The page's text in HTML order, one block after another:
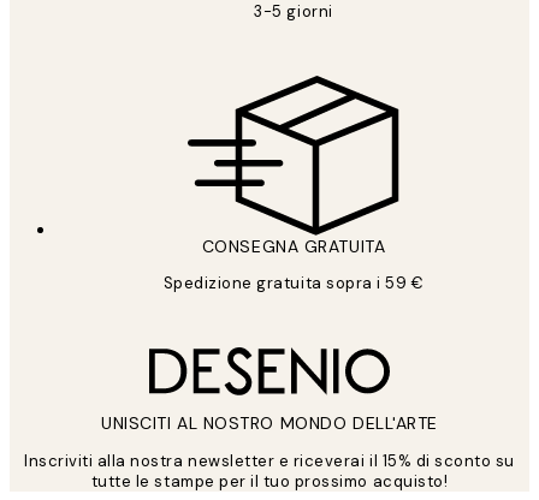
3-5 giorni
CONSEGNA GRATUITA
Spedizione gratuita sopra i 59 €
UNISCITI AL NOSTRO MONDO DELL'ARTE
Inscriviti alla nostra newsletter e riceverai il 15% di sconto su
tutte le stampe per il tuo prossimo acquisto!